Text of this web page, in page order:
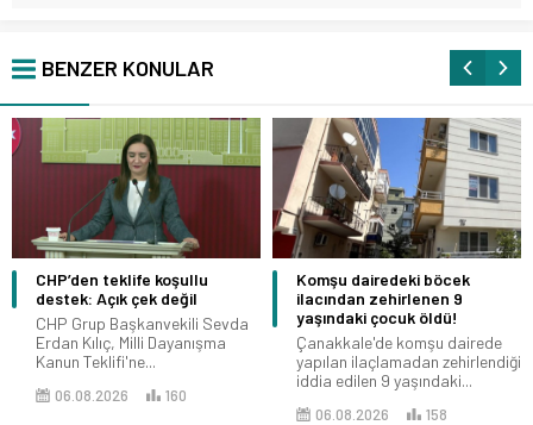
BENZER KONULAR
CHP’den teklife koşullu
destek: Açık çek değil
CHP Grup Başkanvekili Sevda
Erdan Kılıç, Milli Dayanışma
Kanun Teklifi'ne...
06.08.2026 160
Komşu dairedeki böcek
ilacından zehirlenen 9
yaşındaki çocuk öldü!
Çanakkale'de komşu dairede
yapılan ilaçlamadan zehirlendiği
iddia edilen 9 yaşındaki...
06.08.2026 158